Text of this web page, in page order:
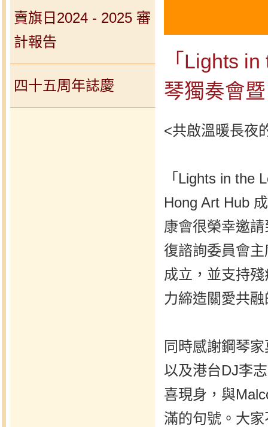
賣旗日2024 - 2025 審
計報告
四十五周年誌慶
「Lights
琴獨奏會
<共啟溫暖長夜
「Lights in the
Hong Art Hub
康會很榮幸邀
復諮詢委員會
成立，並支持
力締造關愛共
同時感謝鋼琴
以及港台DJ李
喜現身，與
滿的句號。大